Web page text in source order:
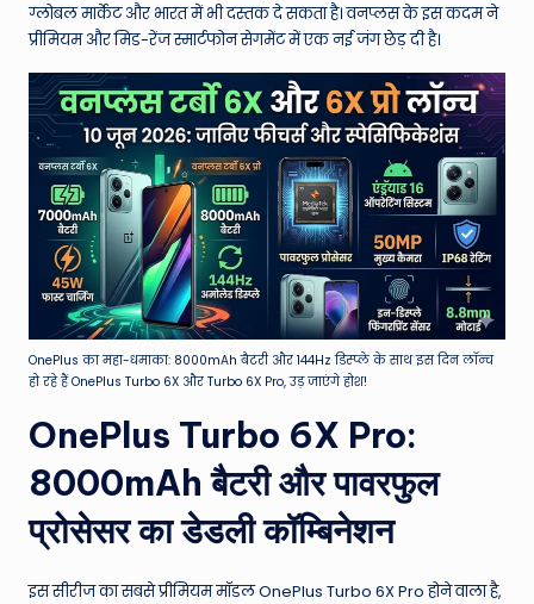
ग्लोबल मार्केट और भारत में भी दस्तक दे सकता है। वनप्लस के इस कदम ने
प्रीमियम और मिड-रेंज स्मार्टफोन सेगमेंट में एक नई जंग छेड़ दी है।
OnePlus का महा-धमाका: 8000mAh बैटरी और 144Hz डिस्प्ले के साथ इस दिन लॉन्च
हो रहे हैं OnePlus Turbo 6X और Turbo 6X Pro, उड़ जाएंगे होश!
OnePlus Turbo 6X Pro:
8000mAh बैटरी और पावरफुल
प्रोसेसर का डेडली कॉम्बिनेशन
इस सीरीज का सबसे प्रीमियम मॉडल OnePlus Turbo 6X Pro होने वाला है,